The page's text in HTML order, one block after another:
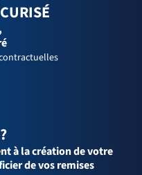
à la création de votre
de vos remises